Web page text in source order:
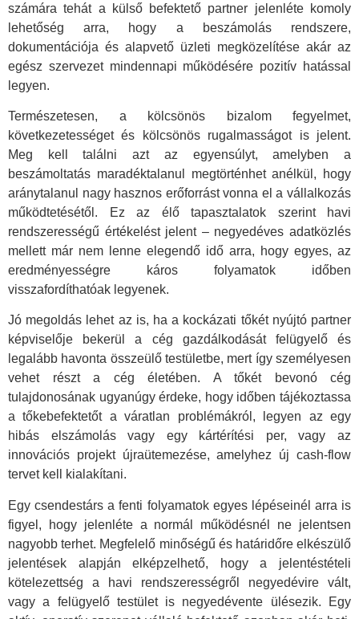
számára tehát a külső befektető partner jelenléte komoly
lehetőség arra, hogy a beszámolás rendszere,
dokumentációja és alapvető üzleti megközelítése akár az
egész szervezet mindennapi működésére pozitív hatással
legyen.
Természetesen, a kölcsönös bizalom fegyelmet,
következetességet és kölcsönös rugalmasságot is jelent.
Meg kell találni azt az egyensúlyt, amelyben a
beszámoltatás maradéktalanul megtörténhet anélkül, hogy
aránytalanul nagy hasznos erőforrást vonna el a vállalkozás
működtetésétől. Ez az élő tapasztalatok szerint havi
rendszerességű értékelést jelent – negyedéves adatközlés
mellett már nem lenne elegendő idő arra, hogy egyes, az
eredményességre káros folyamatok időben
visszafordíthatóak legyenek.
Jó megoldás lehet az is, ha a kockázati tőkét nyújtó partner
képviselője bekerül a cég gazdálkodását felügyelő és
legalább havonta összeülő testületbe, mert így személyesen
vehet részt a cég életében. A tőkét bevonó cég
tulajdonosának ugyanúgy érdeke, hogy időben tájékoztassa
a tőkebefektetőt a váratlan problémákról, legyen az egy
hibás elszámolás vagy egy kártérítési per, vagy az
innovációs projekt újraütemezése, amelyhez új cash-flow
tervet kell kialakítani.
Egy csendestárs a fenti folyamatok egyes lépéseinél arra is
figyel, hogy jelenléte a normál működésnél ne jelentsen
nagyobb terhet. Megfelelő minőségű és határidőre elkészülő
jelentések alapján elképzelhető, hogy a jelentéstételi
kötelezettség a havi rendszerességről negyedévire vált,
vagy a felügyelő testület is negyedévente ülésezik. Egy